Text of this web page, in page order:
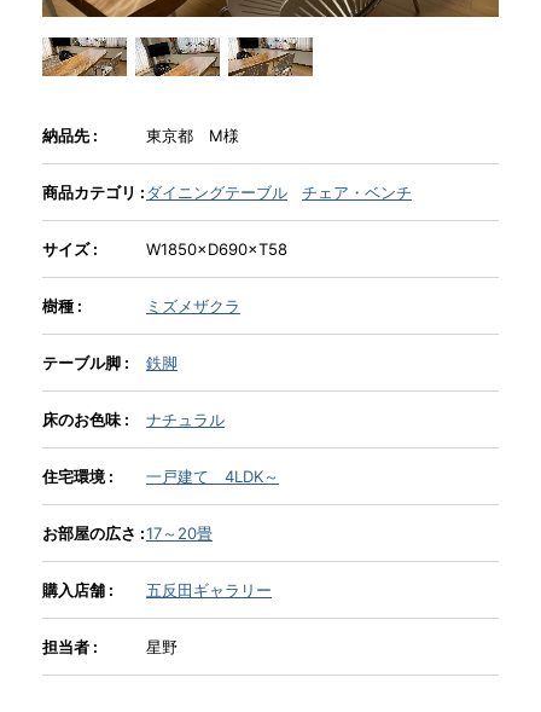
WEBカタログ
全商品一覧
新入荷情報
INFORMATION
MOKUBA CHANNEL
よくあるご質問
お問い合わせ
納品先 : 東京都 M様
商品カテゴリ :ダイニングテーブル チェア・ベンチ
サイズ : W1850×D690×T58
樹種 : ミズメザクラ
テーブル脚 : 鉄脚
床のお色味 : ナチュラル
住宅環境 : 一戸建て 4LDK～
お部屋の広さ :17～20畳
購入店舗 : 五反田ギャラリー
担当者 : 星野